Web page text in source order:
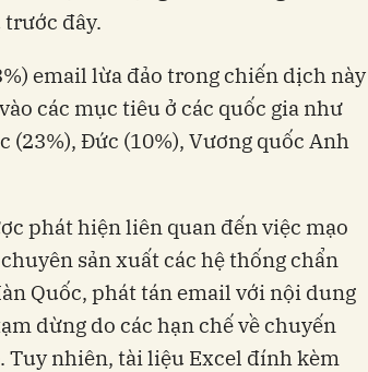
đây.
email lừa đảo trong chiến dịch này
các mục tiêu ở các quốc gia như
(23%), Đức (10%), Vương quốc Anh
phát hiện liên quan đến việc mạo
sản xuất các hệ thống chẩn
Quốc, phát tán email với nội dung
dừng do các hạn chế về chuyến
Tuy nhiên, tài liệu Excel đính kèm